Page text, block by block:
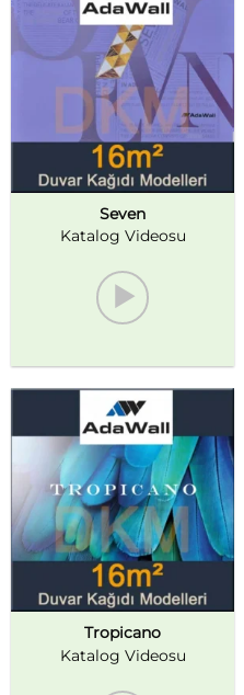
Seven
Katalog Videosu
Tropicano
Katalog Videosu